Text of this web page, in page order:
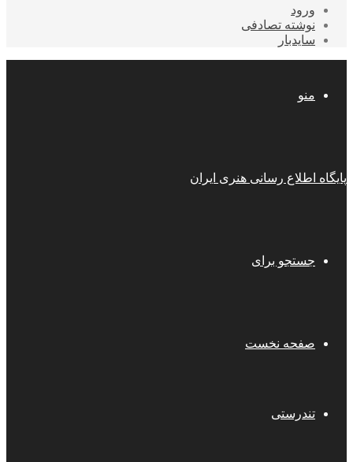
ورود
نوشته تصادفی
سایدبار
منو
پایگاه اطلاع رسانی هنری ایران
جستجو برای
صفحه نخست
تندرستی